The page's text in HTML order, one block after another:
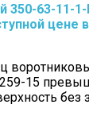
350-63-11-
цене
15
без